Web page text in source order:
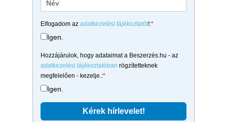
Elfogadom az adatkezelési tájékoztatót!:*
Igen.
Hozzájárulok, hogy adataimat a Beszerzés.hu - az
adatkezelési tájékoztatóban rögzítetteknek
megfelelően - kezelje.:*
Igen.